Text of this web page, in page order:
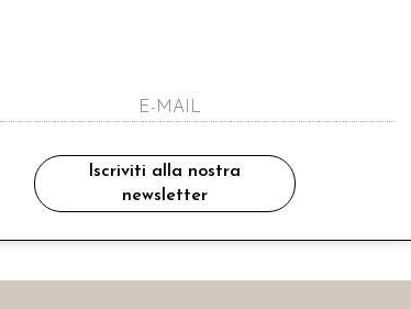
ho letto ed accettato le condizioni sulla
Ritiro in negozio
Consegna gratuita in Italia
Iscriviti alla nostra
newsletter